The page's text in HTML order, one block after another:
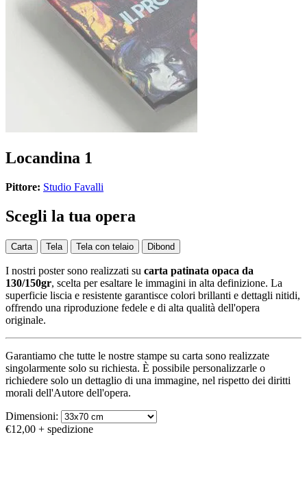
Locandina 1
Pittore: Studio Favalli
Scegli la tua opera
Carta Tela Tela con telaio Dibond
I nostri poster sono realizzati su carta patinata opaca da
130/150gr, scelta per esaltare le immagini in alta definizione. La
superficie liscia e resistente garantisce colori brillanti e dettagli nitidi,
offrendo una riproduzione fedele e di alta qualità dell'opera
originale.
Garantiamo che tutte le nostre stampe su carta sono realizzate
singolarmente solo su richiesta. È possibile personalizzarle o
richiedere solo un dettaglio di una immagine, nel rispetto dei diritti
morali dell'Autore dell'opera.
Dimensioni:
€12,00 + spedizione